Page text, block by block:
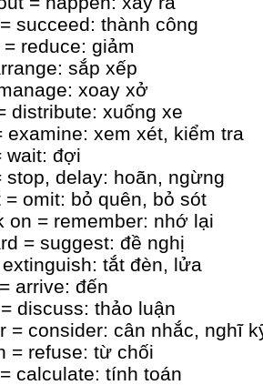
succeed: thành công
reduce: giảm
sắp xếp
xoay xở
distribute: xuống xe
examine: xem xét, kiểm tra
wait: đợi
stop, delay: hoãn, ngừng
= omit: bỏ quên, bỏ sót
on = remember: nhớ lại
= suggest: đề nghị
tắt đèn, lửa
arrive: đến
discuss: thảo luận
= consider: cân nhắc, nghĩ
= refuse: từ chối
calculate: tính toán